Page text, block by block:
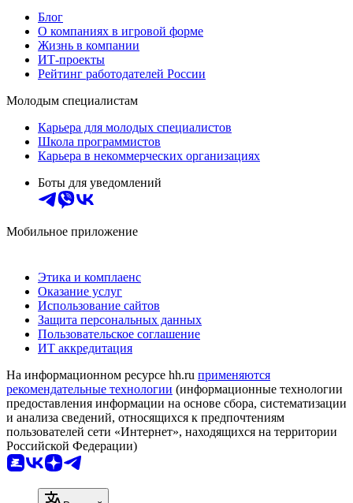
Блог
О компаниях в игровой форме
Жизнь в компании
ИТ-проекты
Рейтинг работодателей России
Молодым специалистам
Карьера для молодых специалистов
Школа программистов
Карьера в некоммерческих организациях
Боты для уведомлений
Мобильное приложение
Этика и комплаенс
Оказание услуг
Использование сайтов
Защита персональных данных
Пользовательское соглашение
ИТ аккредитация
На информационном ресурсе hh.ru применяются
рекомендательные технологии (информационные технологии
предоставления информации на основе сбора, систематизации
и анализа сведений, относящихся к предпочтениям
пользователей сети «Интернет», находящихся на территории
Российской Федерации)